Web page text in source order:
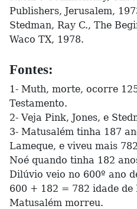
Publishers, Jerusalem,
Stedman, Ray C., The
Waco TX, 1978.
Fontes:
1- Muth, morte, ocorre
Testamento.
2- Veja Pink, Jones, e
3- Matusalém tinha 187
Lameque, e viveu mais
Noé quando tinha 182
Dilúvio veio no 600º ano
600 + 182 = 782 idade de
Matusalém morreu.